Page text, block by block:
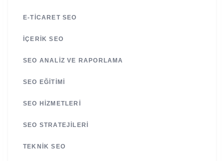
E-TICARET SEO
İÇERIK SEO
SEO ANALIZ VE RAPORLAMA
SEO EĞITIMI
SEO HIZMETLERI
SEO STRATEJILERI
TEKNIK SEO